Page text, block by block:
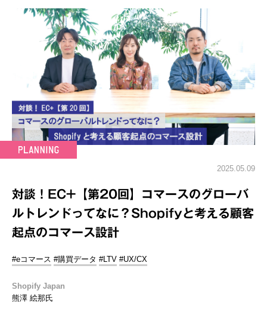
2025.05.09
対談！EC+【第20回】コマースのグローバ
ルトレンドってなに？Shopifyと考える顧客
起点のコマース設計
#eコマース #購買データ #LTV #UX/CX
Shopify Japan
熊澤 絵那氏